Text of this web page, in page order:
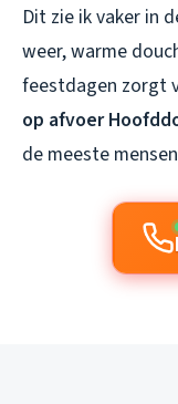
Dit zie ik vaker in
weer, warme
feestdagen zorgt
op afvoer
de meeste